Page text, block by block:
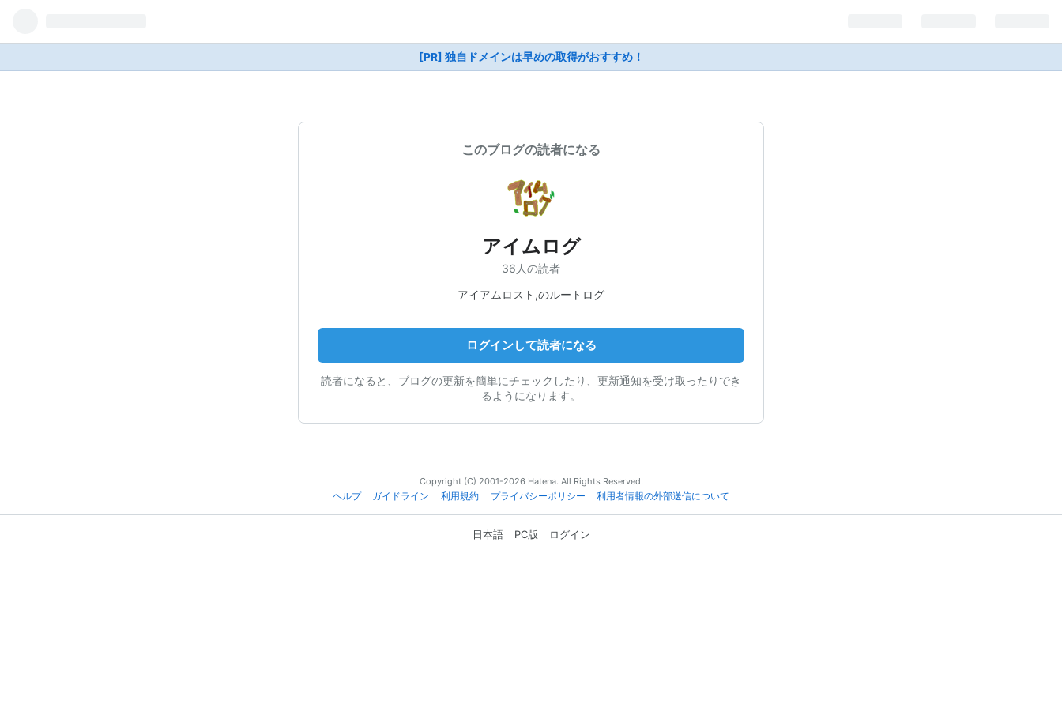
[PR] 独自ドメインは早めの取得がおすすめ！
このブログの読者になる
アイムログ
36人の読者
アイアムロスト,のルートログ
ログインして読者になる
読者になると、ブログの更新を簡単にチェックしたり、更新通知を受け取ったりでき
るようになります。
Copyright (C) 2001-2026 Hatena. All Rights Reserved.
ヘルプ
ガイドライン 利用規約 プライバシーポリシー 利用者情報の外部送信について
日本語 PC版 ログイン